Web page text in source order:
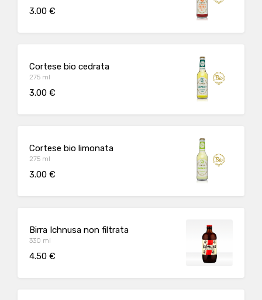
3.00 €
Cortese bio cedrata
275 ml
3.00 €
Cortese bio limonata
275 ml
3.00 €
Birra Ichnusa non filtrata
330 ml
4.50 €